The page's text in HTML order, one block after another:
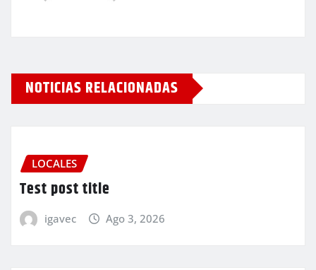
NOTICIAS RELACIONADAS
LOCALES
Test post title
igavec Ago 3, 2026